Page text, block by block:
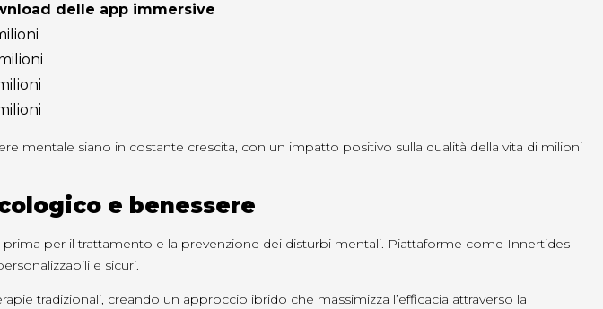
delle app immersive
mentale siano in costante crescita, con un impatto positivo sulla qualità della vita di milioni
e benessere
per il trattamento e la prevenzione dei disturbi mentali. Piattaforme come Innertides
e sicuri.
tradizionali, creando un approccio ibrido che massimizza l’efficacia attraverso la